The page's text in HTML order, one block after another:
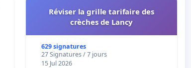
Réviser la grille tarifaire des
crèches de Lancy
629 signatures
27 Signatures / 7 jours
15 Jul 2026